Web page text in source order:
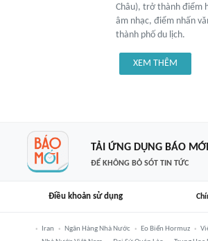
Châu), trở thành điểm
âm nhạc, điểm nhấn
thành phố du lịch.
XEM THÊM
TẢI ỨNG DỤNG BÁO MỚI
ĐỂ KHÔNG BỎ SÓT TIN TỨC
Điều khoản sử dụng
Iran Ngân Hàng Nhà Nước Eo Biển Hormuz